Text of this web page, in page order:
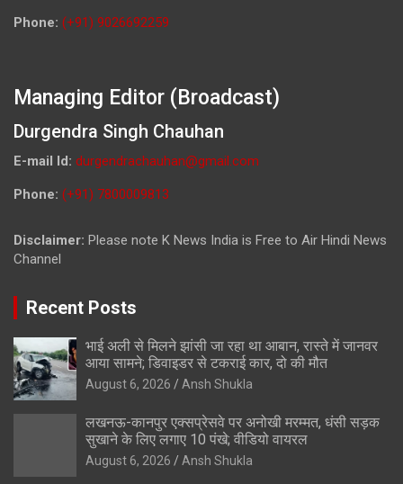
Phone: (+91) 9026692259
Managing Editor (Broadcast)
Durgendra Singh Chauhan
E-mail Id: durgendrachauhan@gmail.com
Phone: (+91) 7800009813
Disclaimer: Please note K News India is Free to Air Hindi News
Channel
Recent Posts
भाई अली से मिलने झांसी जा रहा था आबान, रास्ते में जानवर
आया सामने; डिवाइडर से टकराई कार, दो की मौत
August 6, 2026 Ansh Shukla
लखनऊ-कानपुर एक्सप्रेसवे पर अनोखी मरम्मत, धंसी सड़क
सुखाने के लिए लगाए 10 पंखे; वीडियो वायरल
August 6, 2026 Ansh Shukla